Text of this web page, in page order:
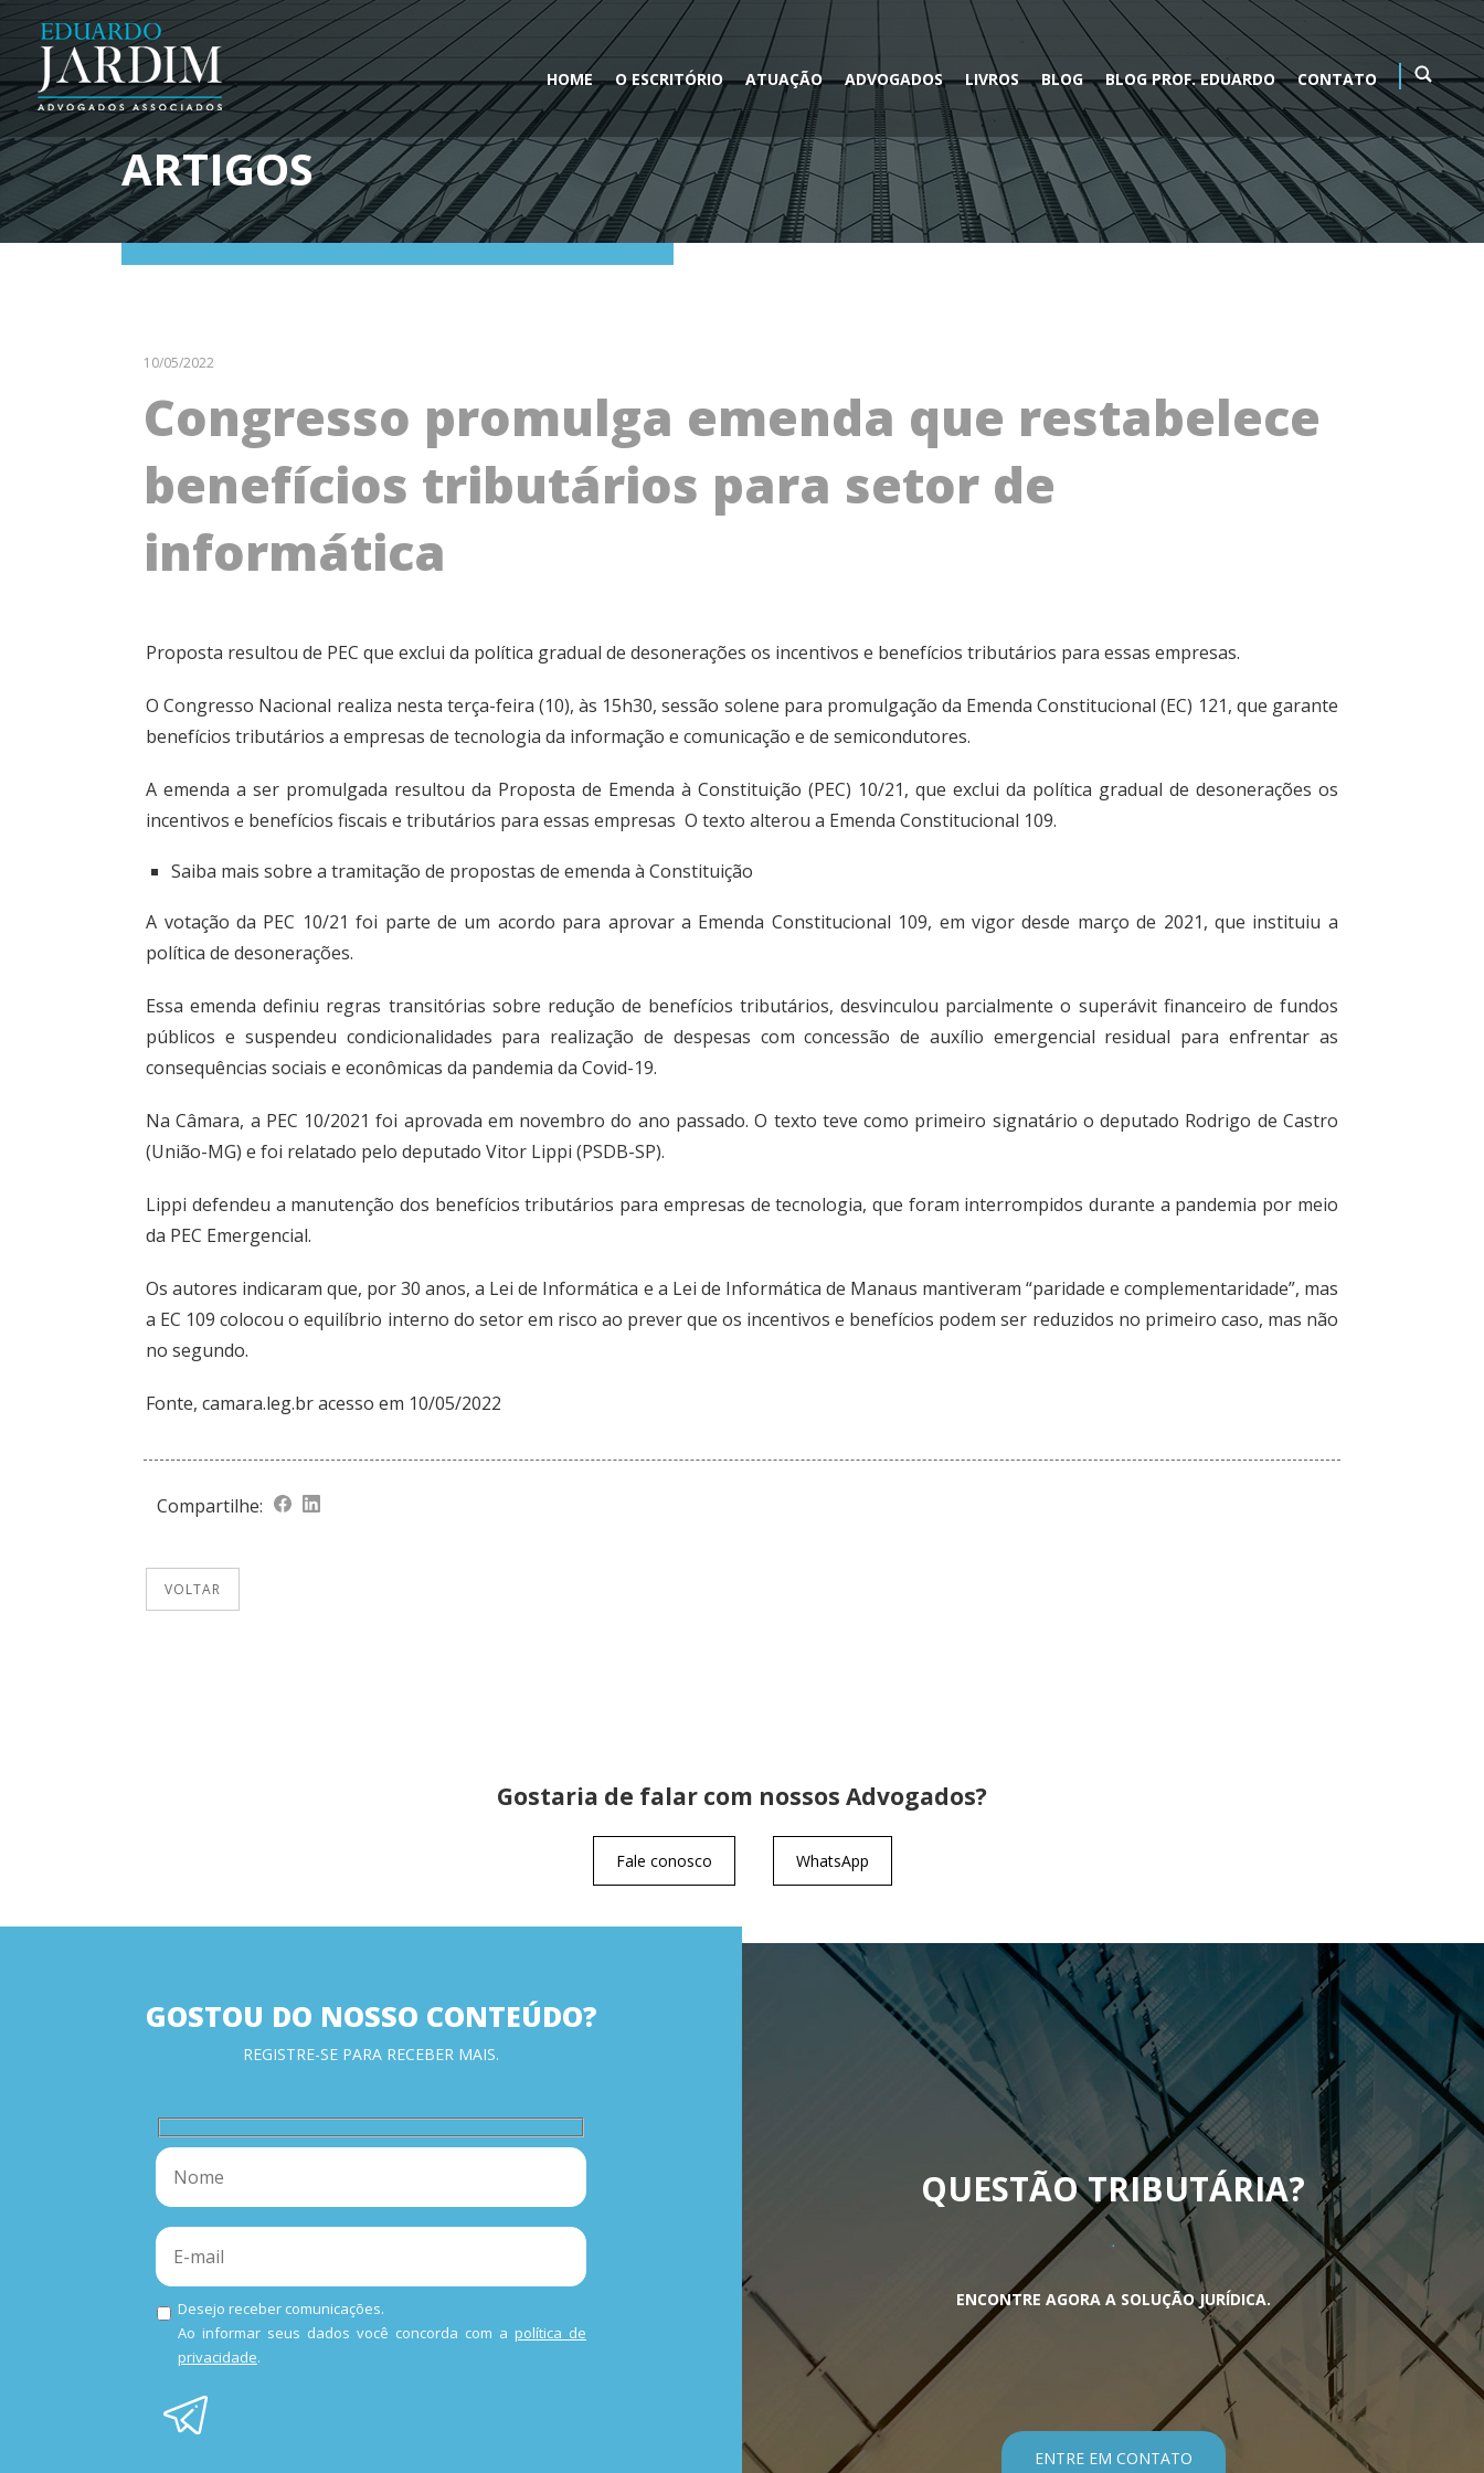
HOME O ESCRITÓRIO ATUAÇÃO ADVOGADOS LIVROS BLOG BLOG PROF. EDUARDO CONTATO
ARTIGOS
10/05/2022
Congresso promulga emenda que restabelece
benefícios tributários para setor de
informática
Proposta resultou de PEC que exclui da política gradual de desonerações os incentivos e benefícios tributários para essas empresas.
O Congresso Nacional realiza nesta terça-feira (10), às 15h30, sessão solene para promulgação da Emenda Constitucional (EC) 121, que garante
benefícios tributários a empresas de tecnologia da informação e comunicação e de semicondutores.
A emenda a ser promulgada resultou da Proposta de Emenda à Constituição (PEC) 10/21, que exclui da política gradual de desonerações os
incentivos e benefícios fiscais e tributários para essas empresas O texto alterou a Emenda Constitucional 109.
Saiba mais sobre a tramitação de propostas de emenda à Constituição
A votação da PEC 10/21 foi parte de um acordo para aprovar a Emenda Constitucional 109, em vigor desde março de 2021, que instituiu a
política de desonerações.
Essa emenda definiu regras transitórias sobre redução de benefícios tributários, desvinculou parcialmente o superávit financeiro de fundos
públicos e suspendeu condicionalidades para realização de despesas com concessão de auxílio emergencial residual para enfrentar as
consequências sociais e econômicas da pandemia da Covid-19.
Na Câmara, a PEC 10/2021 foi aprovada em novembro do ano passado. O texto teve como primeiro signatário o deputado Rodrigo de Castro
(União-MG) e foi relatado pelo deputadoVitor Lippi (PSDB-SP).
Lippi defendeu a manutenção dos benefícios tributários para empresas de tecnologia, que foram interrompidos durante a pandemia por meio
da PEC Emergencial.
Os autores indicaram que, por 30 anos, a Lei de Informática e a Lei de Informática de Manaus mantiveram “paridade e complementaridade”, mas
a EC 109 colocou o equilíbrio interno do setor em risco ao prever que os incentivos e benefícios podem ser reduzidos no primeiro caso, mas não
no segundo.
Fonte,camara.leg.bracesso em 10/05/2022
Compartilhe:
VOLTAR
Gostaria de falar com nossos Advogados?
Fale conosco WhatsApp
GOSTOU DO NOSSO CONTEÚDO?
REGISTRE-SE PARA RECEBER MAIS.
Desejo receber comunicações.
Ao informar seus dados você concorda com a política de
privacidade.
QUESTÃO TRIBUTÁRIA?
ENCONTRE AGORA A SOLUÇÃO JURÍDICA.
ENTRE EM CONTATO